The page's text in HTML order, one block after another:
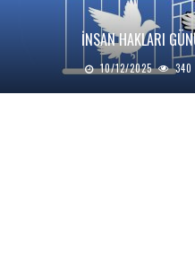
İNSAN HAKLARI
10/12/2025 340